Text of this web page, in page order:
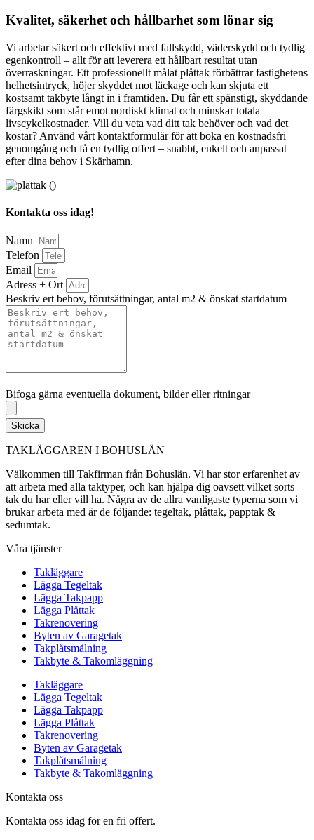
Kvalitet, säkerhet och hållbarhet som lönar sig
Vi arbetar säkert och effektivt med fallskydd, väderskydd och tydlig
egenkontroll – allt för att leverera ett hållbart resultat utan
överraskningar. Ett professionellt målat plåttak förbättrar fastighetens
helhetsintryck, höjer skyddet mot läckage och kan skjuta ett
kostsamt takbyte långt in i framtiden. Du får ett spänstigt, skyddande
färgskikt som står emot nordiskt klimat och minskar totala
livscykelkostnader. Vill du veta vad ditt tak behöver och vad det
kostar? Använd vårt kontaktformulär för att boka en kostnadsfri
genomgång och få en tydlig offert – snabbt, enkelt och anpassat
efter dina behov i Skärhamn.
Kontakta oss idag!
Namn
Telefon
Email
Adress + Ort
Beskriv ert behov, förutsättningar, antal m2 & önskat startdatum
Bifoga gärna eventuella dokument, bilder eller ritningar
Skicka
TAKLÄGGAREN I BOHUSLÄN
Välkommen till Takfirman från Bohuslän. Vi har stor erfarenhet av
att arbeta med alla taktyper, och kan hjälpa dig oavsett vilket sorts
tak du har eller vill ha. Några av de allra vanligaste typerna som vi
brukar arbeta med är de följande: tegeltak, plåttak, papptak &
sedumtak.
Våra tjänster
Takläggare
Lägga Tegeltak
Lägga Takpapp
Lägga Plåttak
Takrenovering
Byten av Garagetak
Takplåtsmålning
Takbyte & Takomläggning
Takläggare
Lägga Tegeltak
Lägga Takpapp
Lägga Plåttak
Takrenovering
Byten av Garagetak
Takplåtsmålning
Takbyte & Takomläggning
Kontakta oss
Kontakta oss idag för en fri offert.